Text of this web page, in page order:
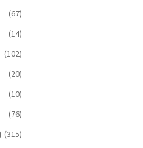
(67)
(14)
(102)
(20)
(10)
(76)
(315)